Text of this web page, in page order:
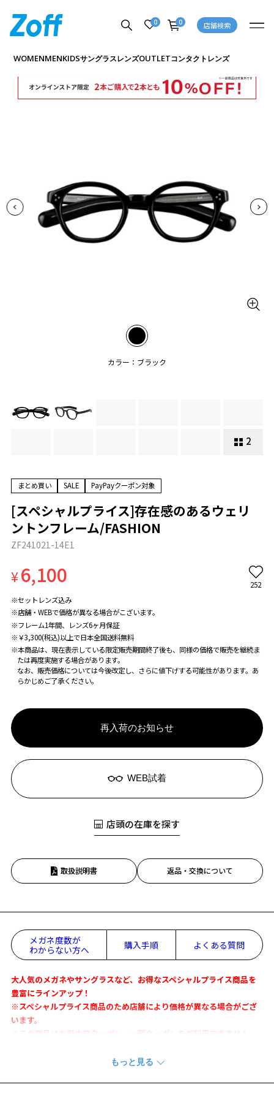
0 0 店舗検索
WOMENMENKIDSサングラスレンズOUTLETコンタクトレンズ
カラー：ブラック
2
商品詳細ページへ
まとめ買い SALE PayPayクーポン対象
[スペシャルプライス]存在感のあるウェリ
ントンフレーム/FASHION
ZF241021-14E1
¥6,100
252
※セットレンズ込み
※店舗・WEBで価格が異なる場合がこざいます。
※フレーム1年間、レンズ6ヶ月保証
※￥3,300(税込)以上で日本全国送料無料
※本商品は、現在表示している限定販売期間終了後も、同様の価格で販売を継続ま
たは再度実施する場合があります。
なお、販売価格については今後改定し、さらに値下げする可能性があります。あ
らかじめご了承ください。
再入荷のお知らせ
WEB試着
店頭の在庫を探す
取扱説明書 返品・交換について
メガネ度数が
わからない方へ
購入手順 よくある質問
大人気のメガネやサングラスなど、お得なスペシャルプライス商品を
豊富にラインアップ！
※スペシャルプライス商品のため店舗により価格が異なる場合がござ
います。
※この商品はお誕生日クーポン、一部クーポンをご利用できません。
『FASHION』